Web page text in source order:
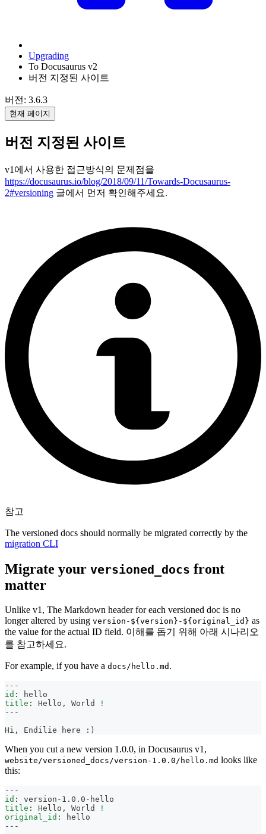
Upgrading
To Docusaurus v2
버전 지정된 사이트
버전: 3.6.3
현재 페이지
버전 지정된 사이트
v1에서 사용한 접근방식의 문제점을
https://docusaurus.io/blog/2018/09/11/Towards-Docusaurus-
2#versioning 글에서 먼저 확인해주세요.
참고
The versioned docs should normally be migrated correctly by the
migration CLI
Migrate your versioned_docs front
matter
Unlike v1, The Markdown header for each versioned doc is no
longer altered by using version-${version}-${original_id} as
the value for the actual ID field. 이해를 돕기 위해 아래 시나리오
를 참고하세요.
For example, if you have a docs/hello.md .
---
id :
hello
title : Hello , World
!
---
Hi, Endilie here :)
When you cut a new version 1.0.0, in Docusaurus v1,
website/versioned_docs/version-1.0.0/hello.md looks like
this:
---
id : version - 1.0.0 - hello
title : Hello , World
!
original_id :
hello
---